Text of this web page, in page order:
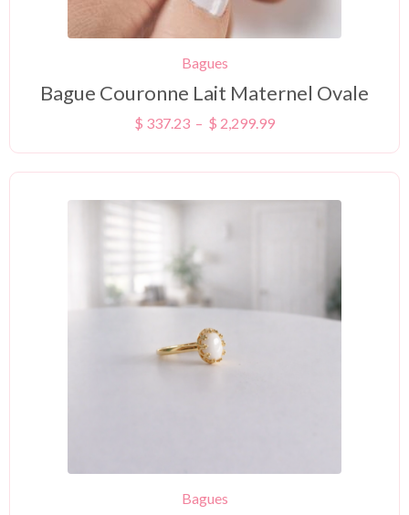
Bagues
Bague Couronne Lait Maternel Ovale
$ 337.23 – $ 2,299.99
Bagues